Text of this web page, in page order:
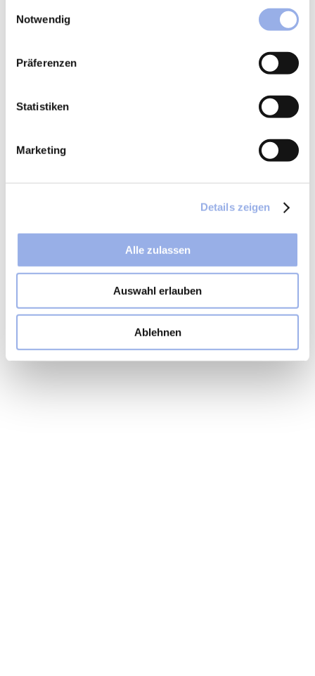
Notwendig
Präferenzen
Statistiken
Marketing
Details zeigen
Alle zulassen
Auswahl erlauben
Ablehnen